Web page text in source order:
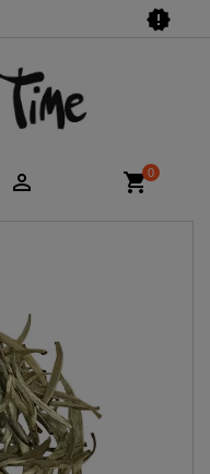
new_releases
 shopping_cart0